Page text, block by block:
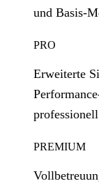
und
PRO
Erweiterte
PREMIUM